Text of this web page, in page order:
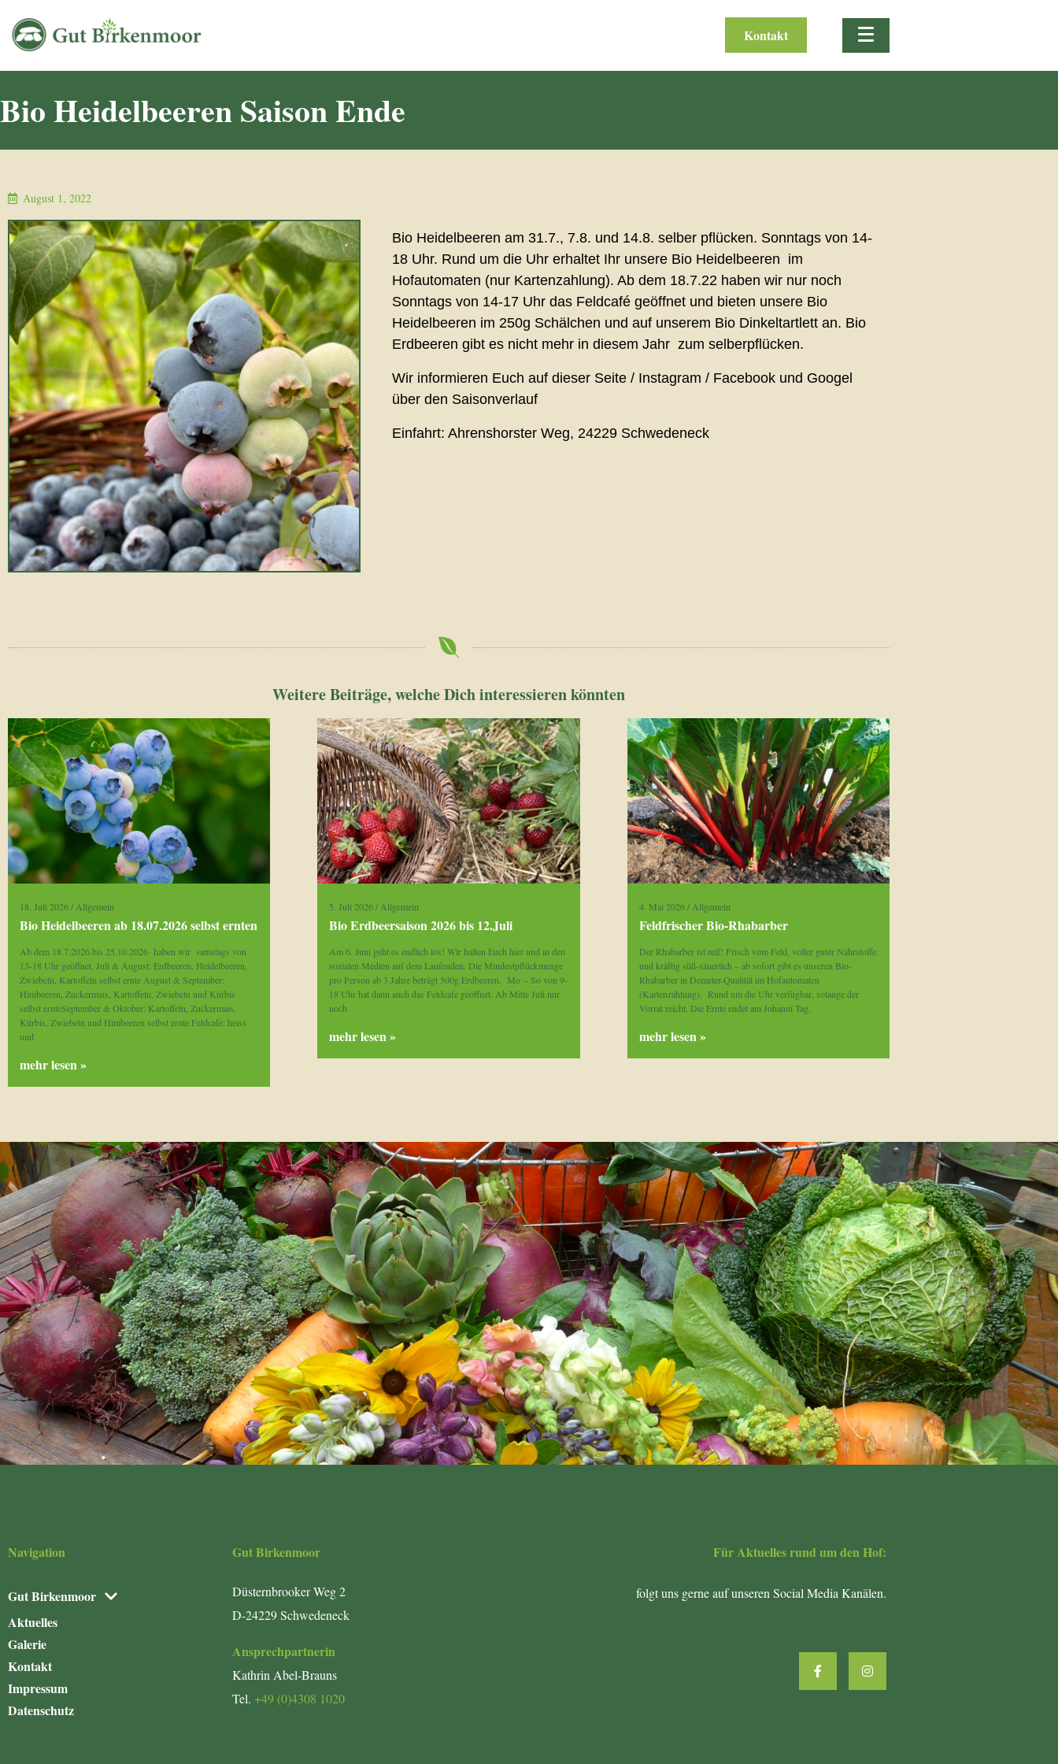
Kontakt
Bio Heidelbeeren Saison Ende
August 1, 2022
Bio Heidelbeeren am 31.7., 7.8. und 14.8. selber pflücken. Sonntags von 14-
18 Uhr. Rund um die Uhr erhaltet Ihr unsere Bio Heidelbeeren im
Hofautomaten (nur Kartenzahlung). Ab dem 18.7.22 haben wir nur noch
Sonntags von 14-17 Uhr das Feldcafé geöffnet und bieten unsere Bio
Heidelbeeren im 250g Schälchen und auf unserem Bio Dinkeltartlett an. Bio
Erdbeeren gibt es nicht mehr in diesem Jahr zum selberpflücken.
Wir informieren Euch auf dieser Seite / Instagram / Facebook und Googel
über den Saisonverlauf
Einfahrt: Ahrenshorster Weg, 24229 Schwedeneck
Weitere Beiträge, welche Dich interessieren könnten
18. Juli 2026/ Allgemein
Bio Heidelbeeren ab 18.07.2026 selbst ernten
Ab dem 18.7.2026 bis 25.10.2026 haben wir samstags von
13-18 Uhr geöffnet. Juli & August: Erdbeeren, Heidelbeeren,
Zwiebeln, Kartoffeln selbst ernte August & September:
Himbeeren, Zuckermais, Kartoffeln, Zwiebeln und Kürbis
selbst ernteSeptember & Oktober: Kartoffeln, Zuckermais,
Kürbis, Zwiebeln und Himbeeren selbst ernte Feldcafe: heiss
und
mehr lesen »
5. Juli 2026 / Allgemein
Bio Erdbeersaison 2026 bis 12.Juli
Am 6. Juni geht es endlich los! Wir halten Euch hier und in den
sozialen Medien auf dem Laufenden. Die Mindestpflückmenge
pro Person ab 3 Jahre beträgt 500g Erdbeeren. Mo – So von 9-
18 Uhr hat dann auch das Feldcafe geöffnet. Ab Mitte Juli nur
noch
mehr lesen »
4. Mai 2026 / Allgemein
Feldfrischer Bio-Rhabarber
Der Rhabarber ist reif! Frisch vom Feld, voller guter Nährstoffe
und kräftig süß-säuerlich – ab sofort gibt es unseren Bio-
Rhabarber in Demeter-Qualität im Hofautomaten
(Kartenzahlung). Rund um die Uhr verfügbar, solange der
Vorrat reicht. Die Ernte endet am Johanni Tag.
mehr lesen »
Navigation
Gut Birkenmoor
Aktuelles
Galerie
Kontakt
Impressum
Datenschutz
Gut Birkenmoor
Düsternbrooker Weg 2
D-24229 Schwedeneck
Ansprechpartnerin
Kathrin Abel-Brauns
Tel. +49 (0)4308 1020
Für Aktuelles rund um den Hof:
folgt uns gerne auf unseren Social Media Kanälen.